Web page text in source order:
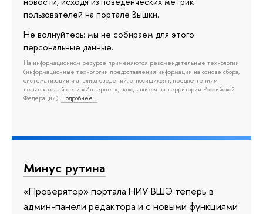
пользователей на портале Вышки.
Не волнуйтесь: мы не собираем для этого
персональные данные.
На информационном ресурсе применяются рекомендательные технологии
(информационные технологии предоставления информации на основе сбора,
систематизации и анализа сведений, относящихся к предпочтениям
пользователей сети «Интернет», находящихся на территории Российской
Федерации). Подробнее…
Минус рутина
«Проверятор» портала НИУ ВШЭ теперь в
админ-панели редактора и с новыми функциями